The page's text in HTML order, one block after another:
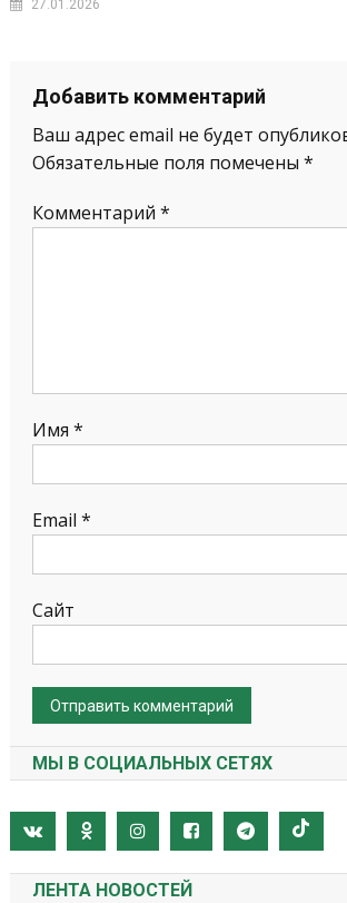
27.01.2026
Добавить комментарий
Ваш адрес email не будет
Обязательные поля помечены *
Комментарий *
Имя *
Email *
Сайт
МЫ В СОЦИАЛЬНЫХ СЕТЯХ
ЛЕНТА НОВОСТЕЙ